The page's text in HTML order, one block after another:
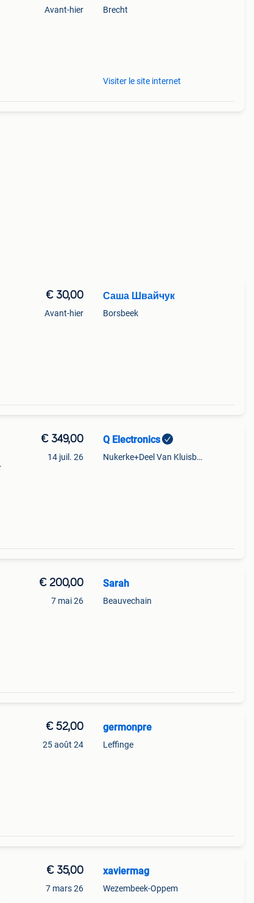
Avant-hier Brecht
Visiter le site internet
€ 30,00
Avant-hier
Саша Швайчук
Borsbeek
€ 349,00
14 juil. 26
Q Electronics
Nukerke+Deel Van Kluisbergen
€ 200,00
7 mai 26
Sarah
Beauvechain
€ 52,00
25 août 24
germonpre
Leffinge
€ 35,00
7 mars 26
xaviermag
Wezembeek-Oppem